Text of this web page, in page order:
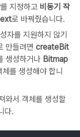
를 지정하고 비동기 작
로 바꿔줬습니다.
자를 지원하지 않기
만들려면 createBit
생성하거나 Bitmap
를 생성해야 합니
와서 객체를 생성할
다.